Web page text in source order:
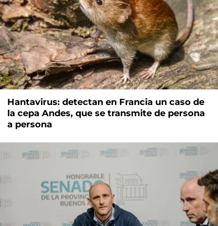
Hantavirus: detectan en Francia un caso de
la cepa Andes, que se transmite de persona
a persona